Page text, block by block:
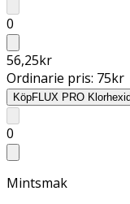
0
56,25kr
Ordinarie pris: 75kr
KöpFLUX PRO
0
Mintsmak